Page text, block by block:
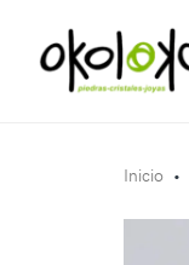
Inicio •